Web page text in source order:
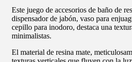
Este juego de accesorios de baño de
dispensador de jabón, vaso para
cepillo para inodoro, destaca una
minimalistas.
El material de resina mate,